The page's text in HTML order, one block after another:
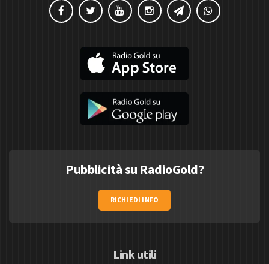
Pubblicità su RadioGold?
RICHIEDI INFO
Link utili